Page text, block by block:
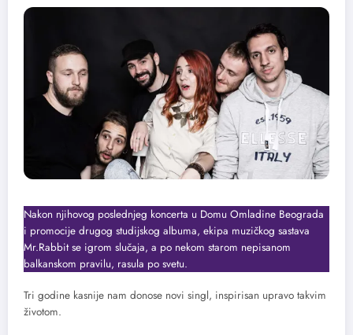
Nakon njihovog poslednjeg koncerta u Domu Omladine Beograda
i promocije drugog studijskog albuma, ekipa muzičkog sastava
Mr.Rabbit se igrom slučaja, a po nekom starom nepisanom
balkanskom pravilu, rasula po svetu.
Tri godine kasnije nam donose novi singl, inspirisan upravo takvim
životom.